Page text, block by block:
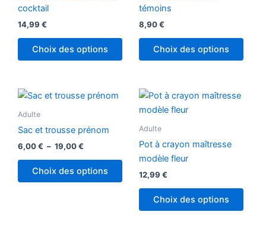
cocktail
14,99 €
Choix des options
témoins
8,90€
Choix des options
Adulte
Sac et trousse prénom
6,00€ – 19,00€
Plage
de
à
Choix des options
produit
plusieurs
variations.
options
peuvent
Adulte
Pot à crayon maîtresse
modèle fleur
12,99 €
Choix des options